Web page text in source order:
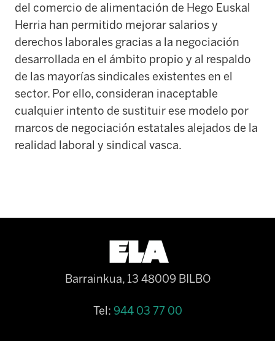
del comercio de alimentación de Hego Euskal
Herria han permitido mejorar salarios y
derechos laborales gracias a la negociación
desarrollada en el ámbito propio y al respaldo
de las mayorías sindicales existentes en el
sector. Por ello, consideran inaceptable
cualquier intento de sustituir ese modelo por
marcos de negociación estatales alejados de la
realidad laboral y sindical vasca.
Barrainkua, 13 48009 BILBO
Tel: 944 03 77 00